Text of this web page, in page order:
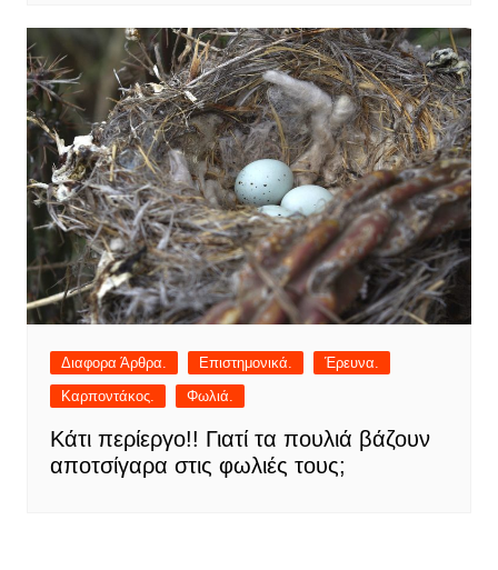
Διαφορα Άρθρα. Επιστημονικά.
Έρευνα.
Καρποντάκος.
Φωλιά.
Κάτι περίεργο!! Γιατί τα πουλιά βάζουν
αποτσίγαρα στις φωλιές τους;